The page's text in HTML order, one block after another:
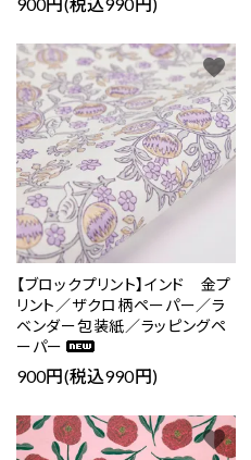
【ブロックプリント】インド 金プ
リント／ザクロ柄ペーパー／ラ
ベンダー包装紙／ラッピングペ
ーパー
900円(税込990円)
favorite
favorite